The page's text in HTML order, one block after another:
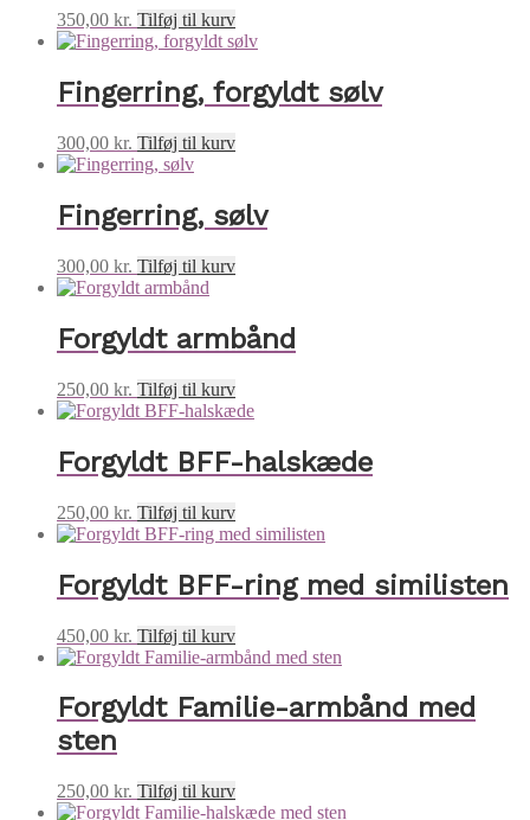
350,00 kr. Tilføj til kurv
Fingerring, forgyldt sølv
300,00 kr. Tilføj til kurv
Fingerring, sølv
300,00 kr. Tilføj til kurv
Forgyldt armbånd
250,00 kr. Tilføj til kurv
Forgyldt BFF-halskæde
250,00 kr. Tilføj til kurv
Forgyldt BFF-ring med similisten
450,00 kr. Tilføj til kurv
Forgyldt Familie-armbånd med
sten
250,00 kr. Tilføj til kurv